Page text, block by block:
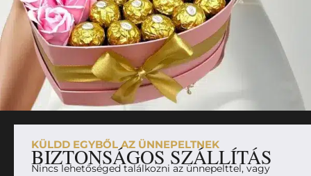
KÜLDD EGYBŐL AZ ÜNNEPELTNEK
BIZTONSÁGOS SZÁLLÍTÁS
Nincs lehetőséged találkozni az ünnepelttel, vagy